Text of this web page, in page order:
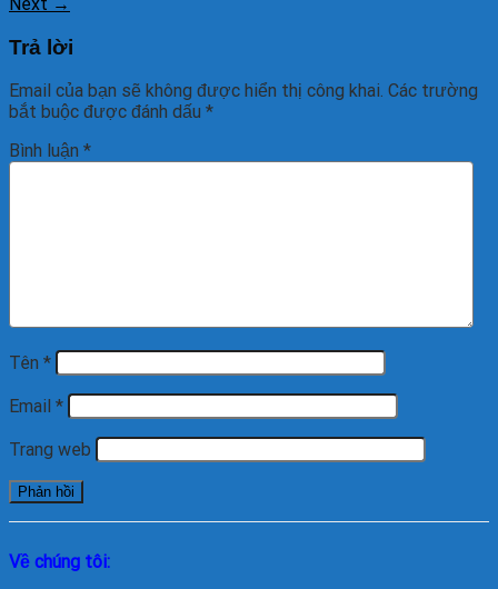
Trả lời
Email của bạn sẽ không được hiển thị công khai. Các trường
bắt buộc được đánh dấu *
Bình luận *
Tên *
Email *
Trang web
Về chúng tôi: